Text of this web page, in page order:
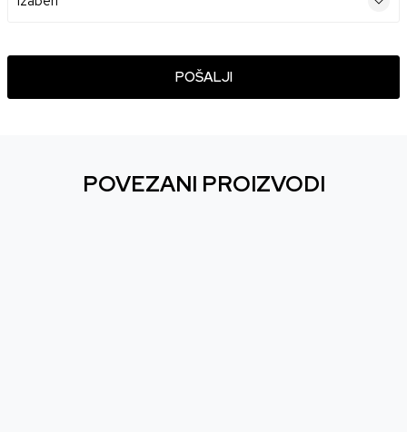
POŠALJI
POVEZANI PROIZVODI